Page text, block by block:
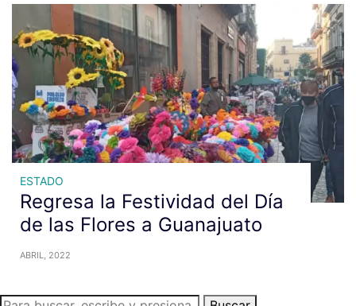
ESTADO
Regresa la Festividad del Día
de las Flores a Guanajuato
ABRIL, 2022